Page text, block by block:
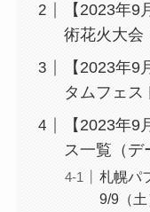
【2023年
術花火大会
【2023年
タムフェス
【2023年
ス一覧（デ
札幌パ
9/9（土